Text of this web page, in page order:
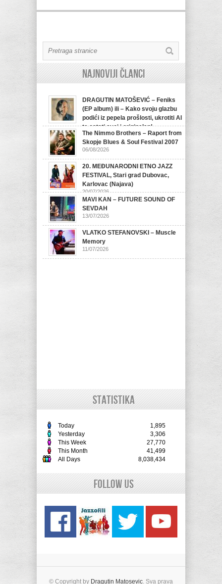
Najnoviji članci
DRAGUTIN MATOŠEVIĆ – Feniks
(EP album) ili – Kako svoju glazbu
podići iz pepela prošlosti, ukrotiti AI
te ostati svoj i originalan!
07/08/2026
The Nimmo Brothers – Raport from
Skopje Blues & Soul Festival 2007
06/08/2026
20. MEĐUNARODNI ETNO JAZZ
FESTIVAL, Stari grad Dubovac,
Karlovac (Najava)
20/07/2026
MAVI KAN – FUTURE SOUND OF
SEVDAH
13/07/2026
VLATKO STEFANOVSKI – Muscle
Memory
11/07/2026
STATISTIKA
Today
1,895
Yesterday
3,306
This Week
27,770
This Month
41,499
All Days
8,038,434
Follow Us
© Copyright by Dragutin Matosevic. Sva prava